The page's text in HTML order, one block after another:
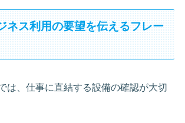
ネス利用の要望を伝えるフレー
は、仕事に直結する設備の確認が大切